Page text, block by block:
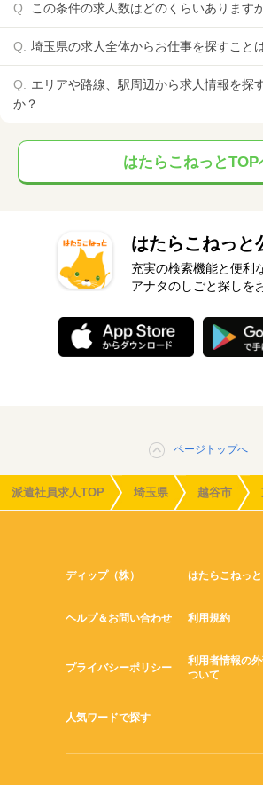
この条件の求人数はどのくらいあります
埼玉県の求人全体からお仕事を探すこと
エリアや路線、駅周辺から求人情報を探
か？
はたらこねっとTOP
はたらこねっと
充実の検索機能と便利
アナタのしごと探しを
ページトップへ
派遣社員求人TOP 埼玉県 越谷市
ディップ（株） はたらこねっ
ヘルプ＆お問い合わせ 利用規約
プライバシーポリシー
利用者情報の
ついて
人気ワードで探す